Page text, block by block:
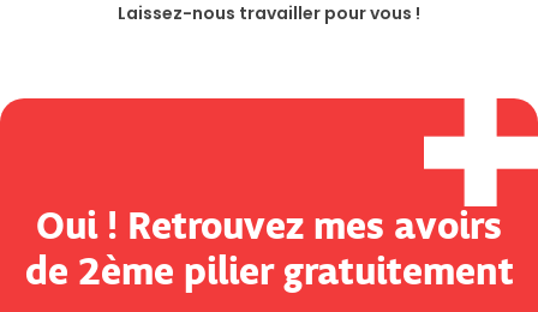
Laissez-nous travailler pour vous !
Oui ! Retrouvez mes avoirs
de 2ème pilier gratuitement